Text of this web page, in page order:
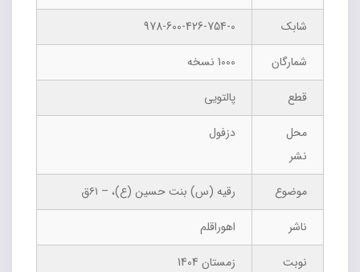
شابک
978-600-426-754-0
شمارگان
1000 نسخه
قطع
پالتویی
محل
نشر
دزفول
موضوع
رق‍ی‍ه‌ (س‌) ب‍ن‍ت‌ ح‍س‍ی‍ن‌ (ع‌)، – ۶۱ق‌
ناشر
اهوراقلم
نوبت
زمستان 1404